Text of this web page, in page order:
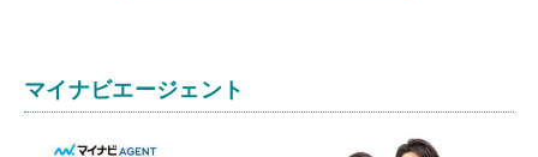
マイナビエージェント